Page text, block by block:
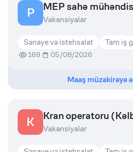
P MEP sahə
Vakansiyalar
Sənaye və istehsalat Tam iş
169 05/08/2026
Maaş müzakirəyə
K Kran operatoru
Vakansiyalar